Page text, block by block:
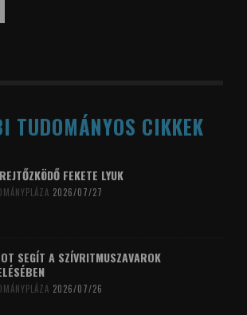
TUDOMÁNYOS CIKKEK
FEKETE LYUK
2026/07/27
SEGÍT A SZÍVRITMUSZAVAROK
2026/07/26